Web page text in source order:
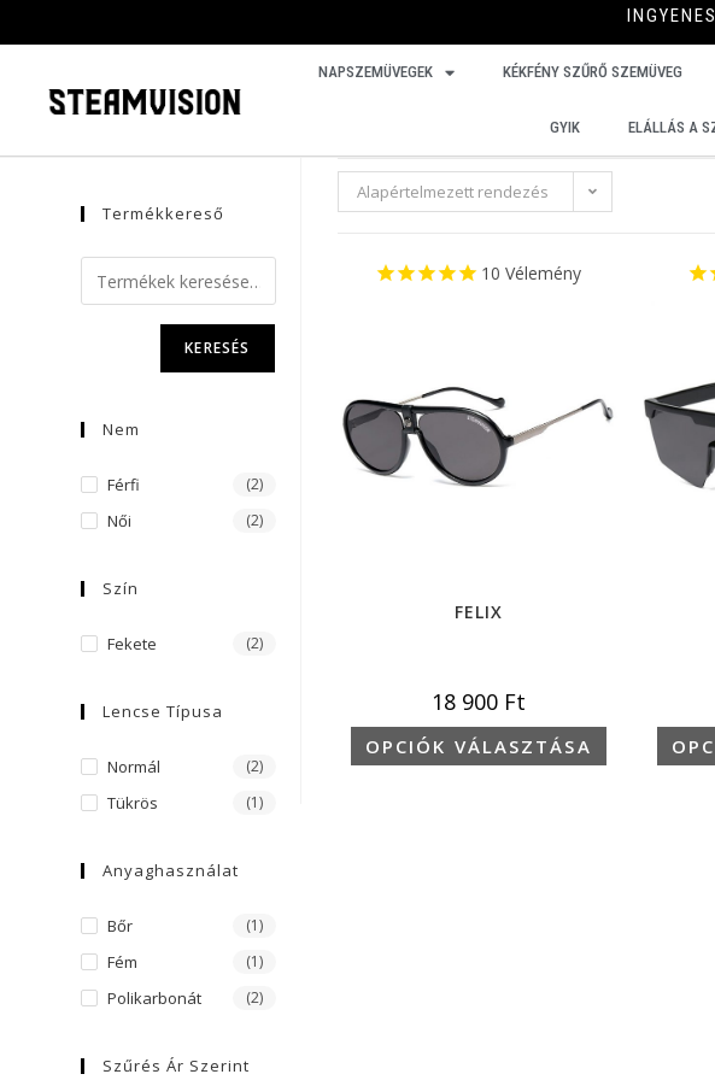
NAPSZEMÜVEGEK KÉKFÉNY SZŰRŐ SZEMÜVEG
GYIK ELÁLLÁS A
Alapértelmezett rendezés
10 Vélemény
FELIX
18 900 Ft
OPCIÓK VÁLASZTÁSA
Termékkereső
KERESÉS
Nem
Férfi (2)
Női (2)
Szín
Fekete (2)
Lencse Típusa
Normál (2)
Tükrös (1)
Anyaghasználat
Bőr (1)
Fém (1)
Polikarbonát (2)
Szűrés Ár Szerint